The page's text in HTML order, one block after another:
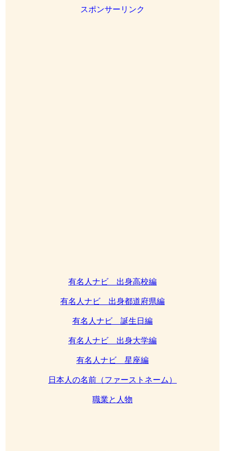
スポンサーリンク
有名人ナビ 出身高校編
有名人ナビ 出身都道府県編
有名人ナビ 誕生日編
有名人ナビ 出身大学編
有名人ナビ 星座編
日本人の名前（ファーストネーム）
職業と人物